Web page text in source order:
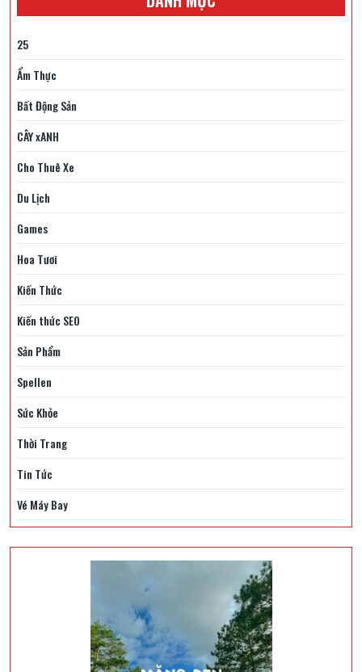
25
Ẩm Thực
Bất Động Sản
CÂY xANH
Cho Thuê Xe
Du Lịch
Games
Hoa Tươi
Kiến Thức
Kiến thức SEO
Sản Phẩm
Spellen
Sức Khỏe
Thời Trang
Tin Tức
Vé Máy Bay